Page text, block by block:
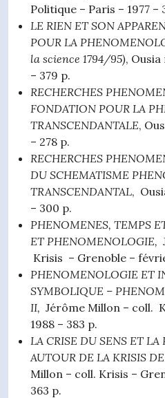
Politique – Paris – 1977 –
LE RIEN ET SON
POUR LA
la science 1794/95), Ousia
– 379 p.
RECHERCHES
FONDATION POUR LA
TRANSCENDANTALE,
– 278 p.
RECHERCHES
DU SCHEMATISME
TRANSCENDANTAL,
– 300 p.
PHENOMENES, TEMPS
ET PHENOMENOLOGIE,
Krisis – Grenoble –
PHENOMENOLOGIE ET
SYMBOLIQUE –
II, Jérôme Millon – coll.
1988 – 383 p.
LA CRISE DU SENS ET LA
AUTOUR DE LA KRISIS DE
Millon – coll. Krisis –
363 p.